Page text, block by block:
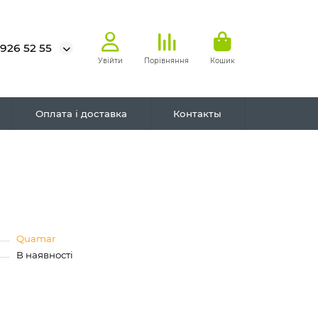
52 55
Увійти Порівняння Кошик
Оплата і доставка Контакты
Quamar
В наявності